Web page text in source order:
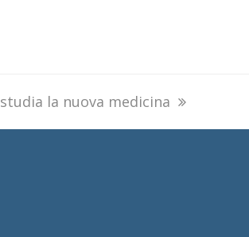
la nuova medicina